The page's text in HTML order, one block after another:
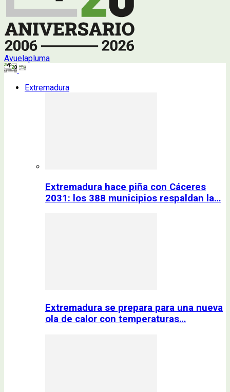
Avuelapluma
Extremadura
Extremadura hace piña con Cáceres
2031: los 388 municipios respaldan la…
Extremadura se prepara para una nueva
ola de calor con temperaturas…